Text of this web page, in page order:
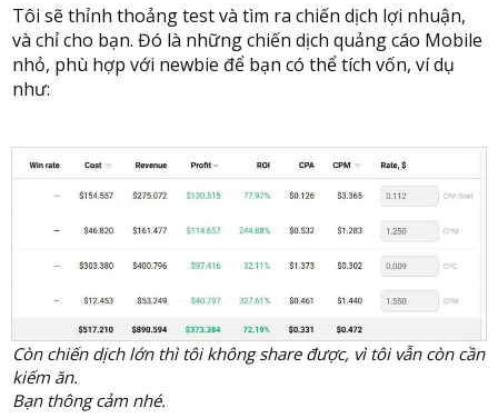
Tôi sẽ thỉnh thoảng test và tìm ra chiến dịch lợi nhuận,
và chỉ cho bạn. Đó là những chiến dịch quảng cáo Mobile
nhỏ, phù hợp với newbie để bạn có thể tích vốn, ví dụ
như:
Còn chiến dịch lớn thì tôi không share được, vì tôi vẫn còn cần
kiếm ăn.
Bạn thông cảm nhé.